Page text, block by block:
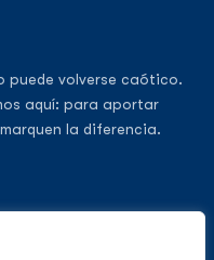
puede volverse caótico.
aquí: para aportar
la diferencia.